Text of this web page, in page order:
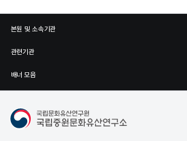
본원 및 소속기관
관련기관
배너 모음
국립중원문화유산연구소